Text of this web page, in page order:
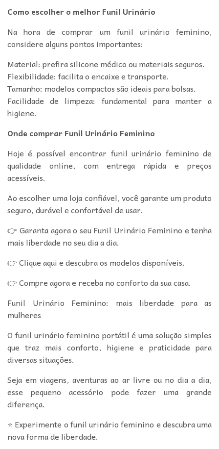
Como escolher o melhor Funil Urinário
Na hora de comprar um funil urinário feminino,
considere alguns pontos importantes:
Material: prefira silicone médico ou materiais seguros.
Flexibilidade: facilita o encaixe e transporte.
Tamanho: modelos compactos são ideais para bolsas.
Facilidade de limpeza: fundamental para manter a
higiene.
Onde comprar Funil Urinário Feminino
Hoje é possível encontrar funil urinário feminino de
qualidade online, com entrega rápida e preços
acessíveis.
Ao escolher uma loja confiável, você garante um produto
seguro, durável e confortável de usar.
👉 Garanta agora o seu Funil Urinário Feminino e tenha
mais liberdade no seu dia a dia.
👉 Clique aqui e descubra os modelos disponíveis.
👉 Compre agora e receba no conforto da sua casa.
Funil Urinário Feminino: mais liberdade para as
mulheres
O funil urinário feminino portátil é uma solução simples
que traz mais conforto, higiene e praticidade para
diversas situações.
Seja em viagens, aventuras ao ar livre ou no dia a dia,
esse pequeno acessório pode fazer uma grande
diferença.
⭐ Experimente o funil urinário feminino e descubra uma
nova forma de liberdade.